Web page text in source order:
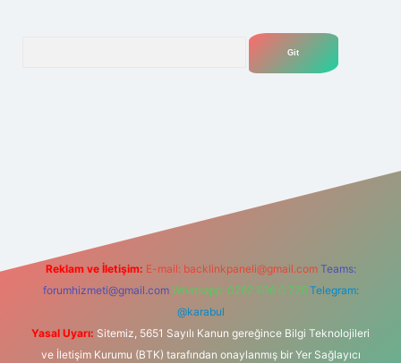
Reklam ve İletişim: E-mail: backlinkpaneli@gmail.com Teams:
forumhizmeti@gmail.com Whatsapp: 0262 606 0 726 Telegram:
@karabul
Yasal Uyarı: Sitemiz, 5651 Sayılı Kanun gereğince Bilgi Teknolojileri
ve İletişim Kurumu (BTK) tarafından onaylanmış bir Yer Sağlayıcı